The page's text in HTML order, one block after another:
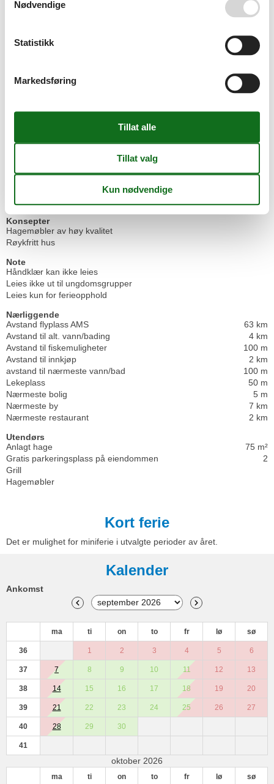
Støvsuger
1 TV
Innendørs
Kjøkken
Kaffetrakter
Mikroovn
Panser
Konsepter
Hagemøbler av høy kvalitet
Røykfritt hus
Note
Håndklær kan ikke leies
Leies ikke ut til ungdomsgrupper
Leies kun for ferieopphold
Nærliggende
Avstand flyplass AMS
63 km
Avstand til alt. vann/bading
4 km
Avstand til fiskemuligheter
100 m
Avstand til innkjøp
2 km
avstand til nærmeste vann/bad
100 m
Lekeplass
50 m
Nærmeste bolig
5 m
Nærmeste by
7 km
Nærmeste restaurant
2 km
Utendørs
Anlagt hage
75 m²
Gratis parkeringsplass på eiendommen
2
Grill
Hagemøbler
Kort ferie
Det er mulighet for miniferie i utvalgte perioder av året.
Kalender
Ankomst
ma ti on to fr lø sø
36 1 2 3 4 5 6
37 7 8 9 10 11 12 13
38 14 15 16 17 18 19 20
39 21 22 23 24 25 26 27
40 28 29 30
41
oktober 2026
ma ti on to fr lø sø
Nødvendige
Statistikk
Markedsføring